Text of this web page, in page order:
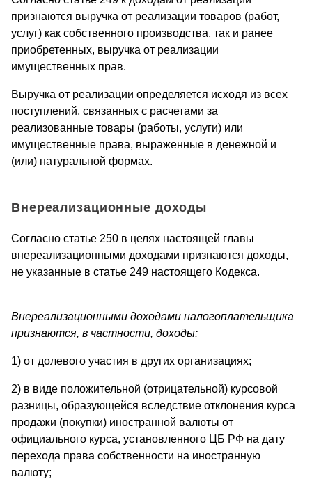
признаются выручка от реализации товаров (работ,
услуг) как собственного производства, так и ранее
приобретенных, выручка от реализации
имущественных прав.
Выручка от реализации определяется исходя из всех
поступлений, связанных с расчетами за
реализованные товары (работы, услуги) или
имущественные права, выраженные в денежной и
(или) натуральной формах.
Внереализационные доходы
Согласно статье 250 в целях настоящей главы
внереализационными доходами признаются доходы,
не указанные в статье 249 настоящего Кодекса.
Внереализационными доходами налогоплательщика
признаются, в частности, доходы:
1) от долевого участия в других организациях;
2) в виде положительной (отрицательной) курсовой
разницы, образующейся вследствие отклонения курса
продажи (покупки) иностранной валюты от
официального курса, установленного ЦБ РФ на дату
перехода права собственности на иностранную
валюту;